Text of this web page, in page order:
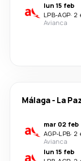
lun 15 feb
LPB-AGP· 2
Avianca
Málaga- La
mar 02 feb
AGP-LPB· 2
Avianca
lun 15 feb